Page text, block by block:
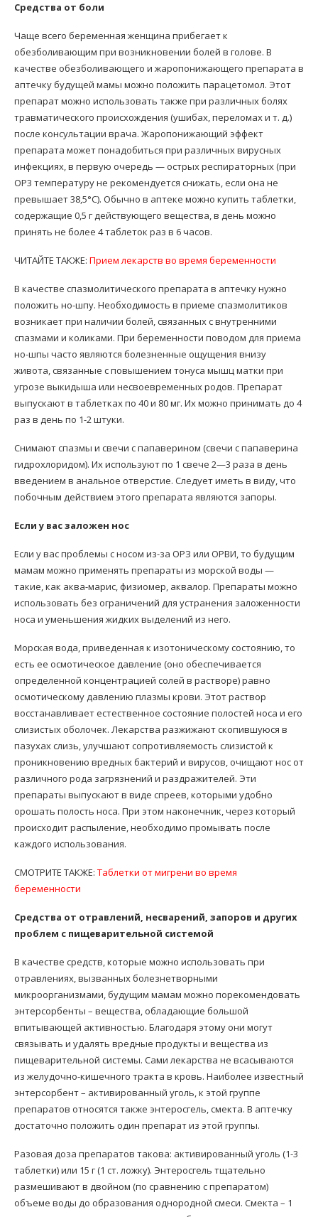
Средства от боли
Чаще всего беременная женщина прибегает к
обезболивающим при возникновении болей в голове. В
качестве обезболивающего и жаропонижающего препарата в
аптечку будущей мамы можно положить парацетомол. Этот
препарат можно использовать также при различных болях
травматического происхождения (ушибах, переломах и т. д.)
после консультации врача. Жаропонижающий эффект
препарата может понадобиться при различных вирусных
инфекциях, в первую очередь — острых респираторных (при
ОР3 температуру не рекомендуется снижать, если она не
превышает 38,5°С). Обычно в аптеке можно купить таблетки,
содержащие 0,5 г действующего вещества, в день можно
принять не более 4 таблеток раз в 6 часов.
ЧИТАЙТЕ ТАКЖЕ: Прием лекарств во время беременности
В качестве спазмолитического препарата в аптечку нужно
положить но-шпу. Необходимость в приеме спазмолитиков
возникает при наличии болей, связанных с внутренними
спазмами и коликами. При беременности поводом для приема
но-шпы часто являются болезненные ощущения внизу
живота, связанные с повышением тонуса мышц матки при
угрозе выкидыша или несвоевременных родов. Препарат
выпускают в таблетках по 40 и 80 мг. Их можно принимать до 4
раз в день по 1-2 штуки.
Снимают спазмы и свечи с папаверином (свечи с папаверина
гидрохлоридом). Их используют по 1 свече 2—3 раза в день
введением в анальное отверстие. Следует иметь в виду, что
побочным действием этого препарата являются запоры.
Если у вас заложен нос
Если у вас проблемы с носом из-за ОРЗ или ОРВИ, то будущим
мамам можно применять препараты из морской воды —
такие, как аква-марис, физиомер, аквалор. Препараты можно
использовать без ограничений для устранения заложенности
носа и уменьшения жидких выделений из него.
Морская вода, приведенная к изотоническому состоянию, то
есть ее осмотическое давление (оно обеспечивается
определенной концентрацией солей в растворе) равно
осмотическому давлению плазмы крови. Этот раствор
восстанавливает естественное состояние полостей носа и его
слизистых оболочек. Лекарства разжижают скопившуюся в
пазухах слизь, улучшают сопротивляемость слизистой к
проникновению вредных бактерий и вирусов, очищают нос от
различного рода загрязнений и раздражителей. Эти
препараты выпускают в виде спреев, которыми удобно
орошать полость носа. При этом наконечник, через который
происходит распыление, необходимо промывать после
каждого использования.
СМОТРИТЕ ТАКЖЕ: Таблетки от мигрени во время
беременности
Средства от отравлений, несварений, запоров и других
проблем с пищеварительной системой
В качестве средств, которые можно использовать при
отравлениях, вызванных болезнетворными
микроорганизмами, будущим мамам можно порекомендовать
энтерсорбенты – вещества, обладающие большой
впитывающей активностью. Благодаря этому они могут
связывать и удалять вредные продукты и вещества из
пищеварительной системы. Сами лекарства не всасываются
из желудочно-кишечного тракта в кровь. Наиболее известный
энтерсорбент – активированный уголь, к этой группе
препаратов относятся также энтеросгель, смекта. В аптечку
достаточно положить один препарат из этой группы.
Разовая доза препаратов такова: активированный уголь (1-3
таблетки) или 15 г (1 ст. ложку). Энтеросгель тщательно
размешивают в двойном (по сравнению с препаратом)
объеме воды до образования однородной смеси. Смекта – 1